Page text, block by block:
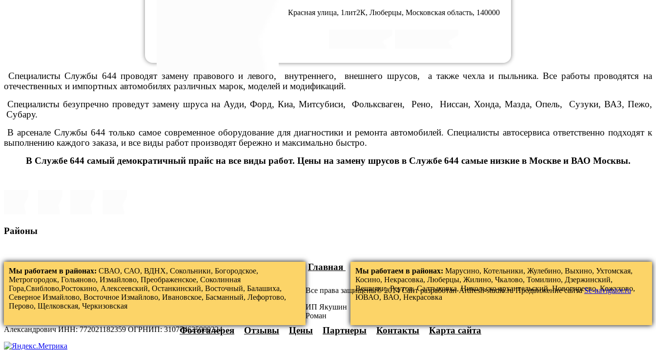
Красная улица, 1лит2К, Люберцы, Московская область, 140000
Специалисты Службы 644 проводят замену правового и левого, внутреннего, внешнего шрусов, а также чехла и пыльника. Все работы проводятся на
отечественных и импортных автомобилях различных марок, моделей и модификаций.
Специалисты безупречно проведут замену шруса на Ауди, Форд, Киа, Митсубиси, Фольксваген, Рено, Ниссан, Хонда, Мазда, Опель, Сузуки, ВАЗ, Пежо,
Субару.
В арсенале Службы 644 только самое современное оборудование для диагностики и ремонта автомобилей. Специалисты автосервиса ответственно подходят к
выполнению каждого заказа, и все виды работ производят бережно и максимально быстро.
В Службе 644 самый демократичный прайс на все виды работ. Цены на замену шрусов в Службе 644 самые низкие в Москве и ВАО Москвы.
Районы
Мы работаем в районах: СВАО, САО, ВДНХ, Сокольники, Богородское,
Метрогородок, Гольяново, Измайлово, Преображенское, Соколинная
Гора,Свиблово,Ростокино, Алексеевский, Останкинский, Восточный, Балашиха,
Северное Измайлово, Восточное Измайлово, Ивановское, Басманный, Лефортово,
Перово, Щелковская, Черкизовская
Мы работаем в районах: Марусино, Котельники, Жулебино, Выхино, Ухтомская,
Косино, Некрасовка, Люберцы, Жилино, Чкалово, Томилино, Дзержинский,
Вешняки, Реутов, Салтыковка, Никольско-архангельский, Новогиреево, Кожухово,
ЮВАО, ВАО, Некрасовка
Главная
Фотогалерея Отзывы Цены Партнеры Контакты Карта сайта
Все права защищены© 2014 Сайт разработанArtfresh-studio.ruПродвижение сайтаSe-navigator.ru
ИП Якушин
Роман
Александрович ИНН: 772021182359 ОГРНИП: 310774625900224